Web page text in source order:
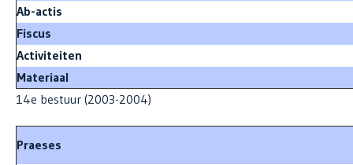
Ab-actis
Fiscus
Activiteiten
Materiaal
14e bestuur (2003-2004)
Praeses